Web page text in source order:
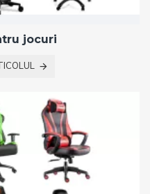
jocuri